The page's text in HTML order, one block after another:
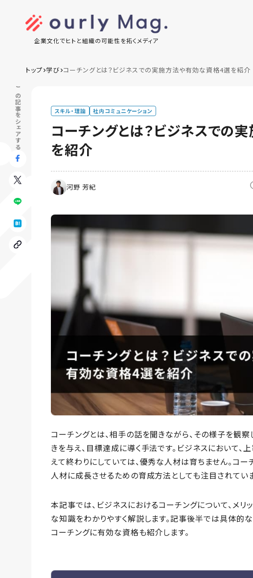
企業文化でヒトと組織の可能性を拓くメディア
トップ 学び コーチングとは？ビジネスでの実施方法や有効な資格4選を紹介
この記事をシェアする スキル・理論 社内コミュニケーション
コーチングとは？ビジネスでの
を紹介
河野 芳紀
コーチングとは、相手の話を聞きながら、その様子を観
きを与え、目標達成に導く手法です。ビジネスにおいて
えて終わりにしていては、優秀な人材は育ちません。コ
人材に成長させるための育成方法としても注目されてい
本記事では、ビジネスにおけるコーチングについて、メリ
な知識をわかりやすく解説します。記事後半では具体的
コーチングに有効な資格も紹介します。